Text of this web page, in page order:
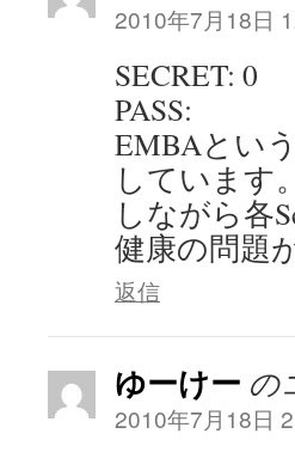
2010年7月18日
SECRET: 0
PASS:
EMBAとい
しています
しながら各
健康の問題
返信
ゆーけー の
2010年7月18日